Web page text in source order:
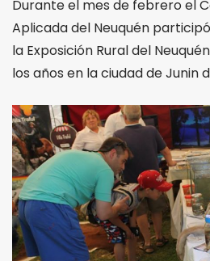
Durante el mes de febrero el
Aplicada del Neuquén
la Exposición Rural del
los años en la ciudad de Junin